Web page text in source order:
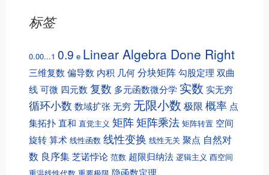
标签
0.00...1 0.9 e Linear Algebra Done Right
三维复数 偏导数 内积 几何分块矩阵勾股定理 双曲
线可微 四元数 复数 多元函数微分学 实数 实无穷
循环小数 数域扩张无穷 无限小数 极限 概率 点
集拓扑直和 直觉主义 矩阵矩阵乘法 矩阵转置 空间
旋转算术 线性函数 线性变换 线性无关 聚点 自然对
数 良序集芝诺悖论 范数 超限归纳法 逻辑主义 酉空间
隐函数定理